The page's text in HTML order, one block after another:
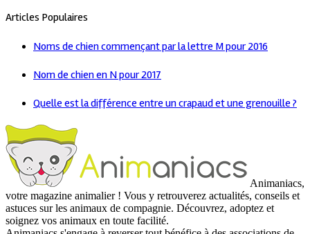
Articles Populaires
Noms de chien commençant par la lettre M pour 2016
Nom de chien en N pour 2017
Quelle est la différence entre un crapaud et une grenouille ?
Animaniacs,
votre magazine animalier ! Vous y retrouverez actualités, conseils et
astuces sur les animaux de compagnie. Découvrez, adoptez et
soignez vos animaux en toute facilité.